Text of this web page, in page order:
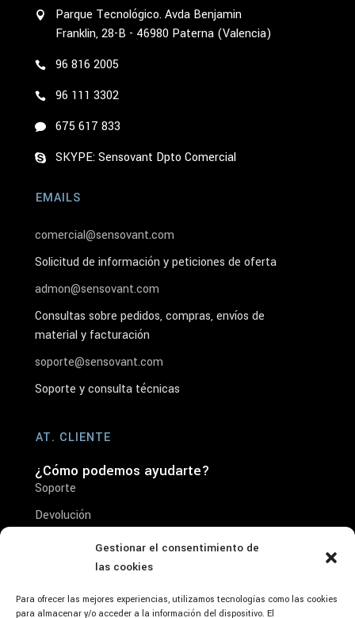
Gestionar el consentimiento de
las cookies
Para ofrecer las mejores experiencias, utilizamos tecnologías como las cookies
para almacenar y/o acceder a la información del dispositivo. El
Parque Tecnológico. Avda Benjamin
Franklin, 28-B - 46980 Paterna (Valencia)
96 816 2005
96 111 3302
675 617 833
SKYPE: Sensovant Dpto Comercial
EMAILS
comercial@sensovant.com
Solicitud de información y peticiones de oferta
admon@sensovant.com
Consultas sobre pedidos, compras, envíos de
material y facturación
soporte@sensovant.com
Soporte y consulta técnicas
AT. CLIENTE
¿Cómo podemos ayudarte?
Soporte
Devolución
Condiciones de venta
Aviso Legal- Condiciones de Uso y Aceptación